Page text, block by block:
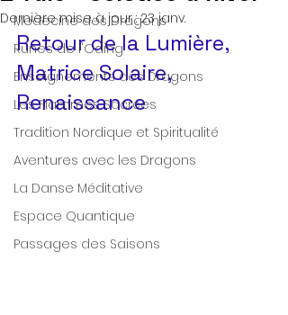
Medecine des Dragons
Runes de l'Oding
Enseignements des Dragons
Les Flammes Sacrées
Tradition Nordique et Spiritualité
Aventures avec les Dragons
La Danse Méditative
Espace Quantique
Passages des Saisons
Dernière mise à jour :23 janv.
Retour de la Lumière,
Matrice Solaire,
Renaissance